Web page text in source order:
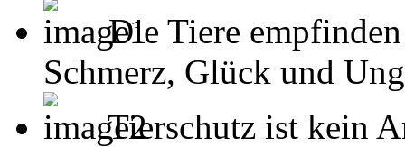
Die Tiere
Schmerz, Glück und
Tierschutz ist kein